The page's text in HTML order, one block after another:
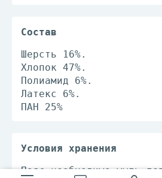
Состав
Шерсть 16%.
Хлопок 47%.
Полиамид 6%.
Латекс 6%.
ПАН 25%
Условия хранения
Пояс необходимо мыть